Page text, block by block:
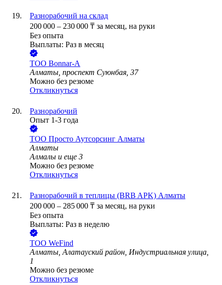
Разнорабочий на склад
200 000 – 230 000 ₸ за месяц, на руки
Без опыта
Выплаты: Раз в месяц
ТОО Bonnar-A
Алматы, проспект Суюнбая, 37
Можно без резюме
Откликнуться
Разнорабочий
Опыт 1-3 года
ТОО Просто Аутсорсинг Алматы
Алматы
Алмалы и еще 3
Можно без резюме
Откликнуться
Разнорабочий в теплицы (BRB APK) Алматы
200 000 – 285 000 ₸ за месяц, на руки
Без опыта
Выплаты: Раз в неделю
ТОО WeFind
Алматы, Алатауский район, Индустриальная улица,
1
Можно без резюме
Откликнуться